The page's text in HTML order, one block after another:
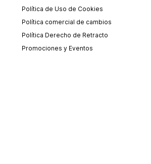
Política de Uso de Cookies
Política comercial de cambios
Política Derecho de Retracto
Promociones y Eventos